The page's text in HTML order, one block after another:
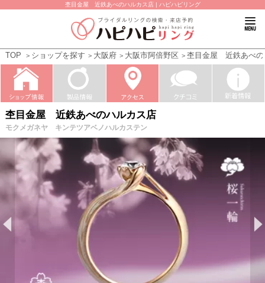
杢目金屋 近鉄あべのハルカス店 | ハピハピリング
TOP ショップを探す 大阪府 大阪市阿倍野区 杢目金屋 近鉄あべの
杢目金屋 近鉄あべのハルカス店
モクメガネヤ キンテツアベノハルカステン